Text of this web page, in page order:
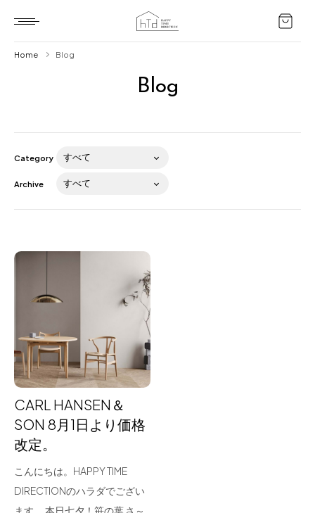
for Business
Recruit
Contact
Blog
Home Blog
Category
Archive
CARL HANSEN＆
SON 8月1日より価格
改定。
こんにちは。HAPPY TIME
DIRECTIONのハラダでござい
ます。 本日七夕！笹の葉 さ～